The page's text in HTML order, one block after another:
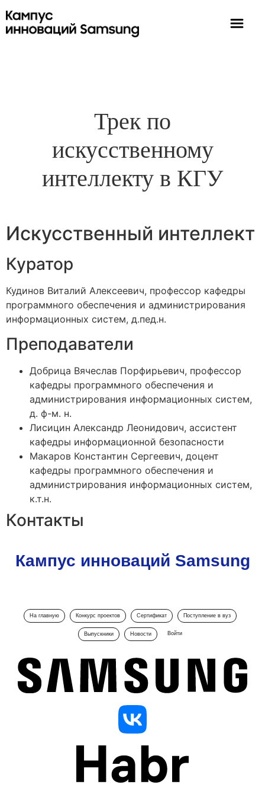
Трек по
искусственному
интеллекту в КГУ
Искусственный интеллект
Куратор
Кудинов Виталий Алексеевич, профессор кафедры
программного обеспечения и администрирования
информационных систем, д.пед.н.
Преподаватели
Добрица Вячеслав Порфирьевич, профессор
кафедры программного обеспечения и
администрирования информационных систем,
д. ф-м. н.
Лисицин Александр Леонидович, ассистент
кафедры информационной безопасности
Макаров Константин Сергеевич, доцент
кафедры программного обеспечения и
администрирования информационных систем,
к.т.н.
Контакты
Кампус инноваций Samsung
На главную Конкурс проектов Сертификат Поступление в вуз
Выпускники Новости Войти